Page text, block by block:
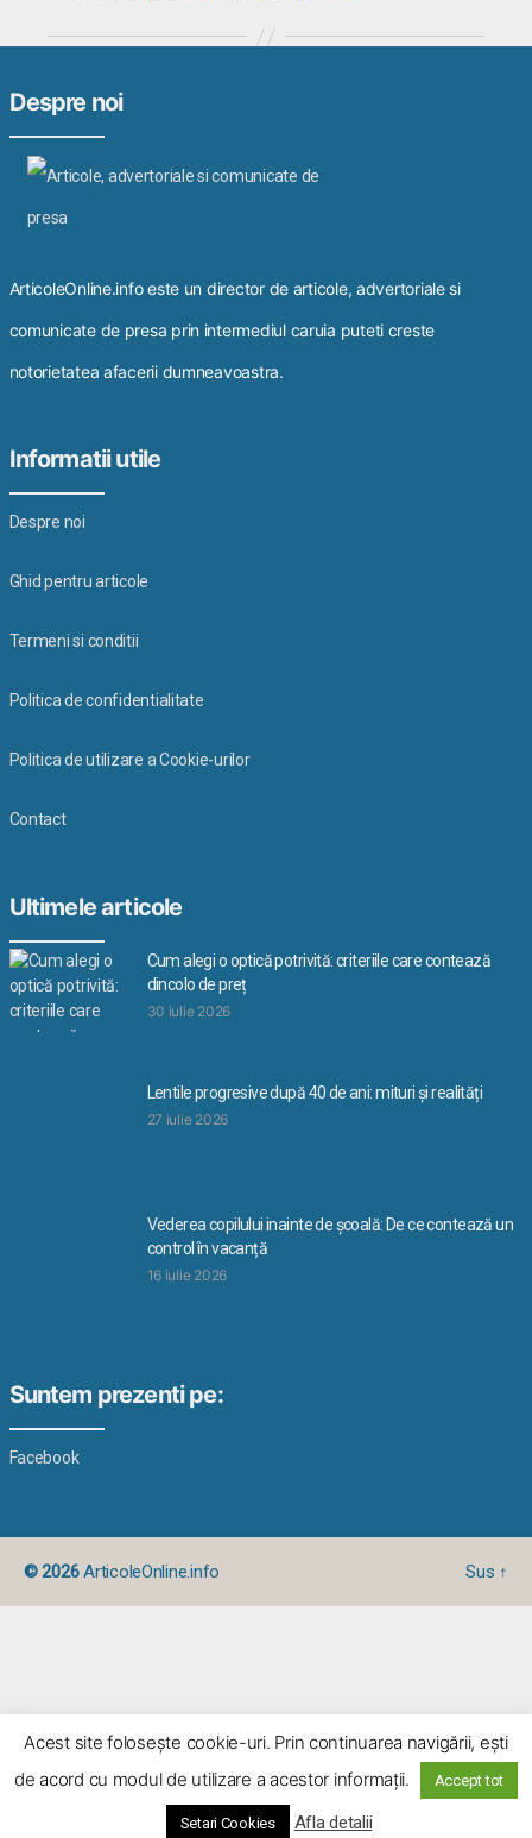
Despre noi
ArticoleOnline.info este un director de articole, advertoriale si
comunicate de presa prin intermediul caruia puteti creste
notorietatea afacerii dumneavoastra.
Informatii utile
Despre noi
Ghid pentru articole
Termeni si conditii
Politica de confidentialitate
Politica de utilizare a Cookie-urilor
Contact
Ultimele articole
Cum alegi o optică potrivită: criteriile care contează
dincolo de preț
30 iulie 2026
Lentile progresive după 40 de ani: mituri și realități
27 iulie 2026
Vederea copilului inainte de școală: De ce contează un
control în vacanță
16 iulie 2026
Suntem prezenti pe:
Facebook
© 2026ArticoleOnline.info Sus ↑
Acest site foloseşte cookie-uri. Prin continuarea navigării, eşti
de acord cu modul de utilizare a acestor informaţii.
Accept tot
Setari Cookies Afla detalii